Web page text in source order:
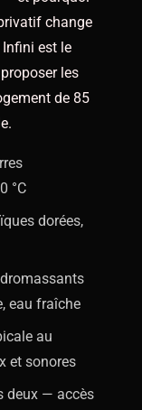
change
est le
les
de 85
°C
dorées,
eau fraîche
au
et sonores
deux — accès